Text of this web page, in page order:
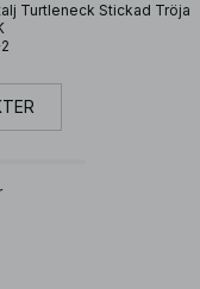
Turtleneck Stickad Tröja